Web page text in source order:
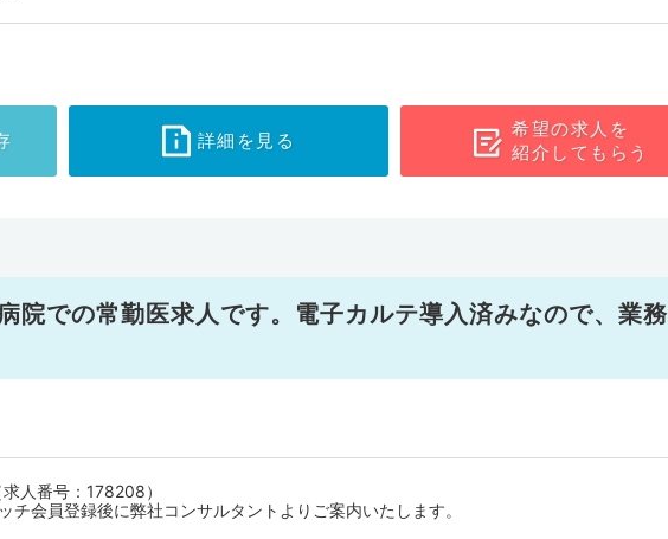
詳細を見る
希望の求人を
紹介してもらう
院での常勤医求人です。電子カルテ導入済みなので、業
人番号：178208）
チ会員登録後に弊社コンサルタントよりご案内いたします。